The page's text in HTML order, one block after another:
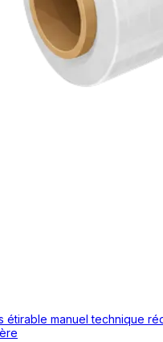
étirable manuel technique